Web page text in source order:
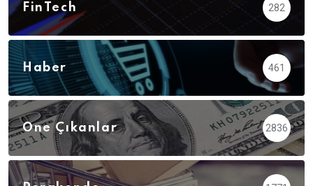
FinTech 282
Haber 461
Öne Çıkanlar 2836